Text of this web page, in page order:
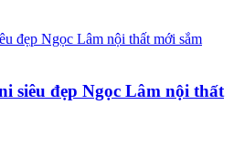
siêu đẹp Ngọc Lâm nội thất